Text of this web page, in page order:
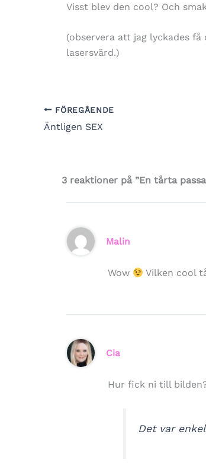
Visst blev den cool? Och
(observera att jag lyckades
lasersvärd.)
FÖREGÅENDE
Äntligen SEX
3 reaktioner på ”En tårta
Malin
Wow Vilken cool
Cia
Hur fick ni till
Det var